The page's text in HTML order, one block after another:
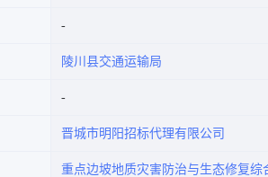
陵川县交通运输局
晋城市明阳招标代理有限公司
重点边坡地质灾害防治与生态修复综